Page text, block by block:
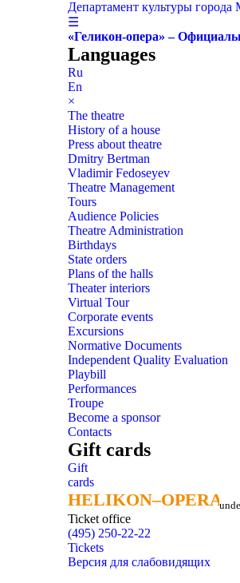
Департамент культуры
☰
«Геликон-опера» –
Languages
Ru
En
×
The theatre
History of a house
Press about theatre
Dmitry Bertman
Vladimir Fedoseyev
Theatre Management
Tours
Audience Policies
Theatre Administration
Birthdays
State orders
Plans of the halls
Theater interiors
Virtual Tour
Corporate events
Excursions
Normative Documents
Independent Quality Evaluation
Playbill
Performances
Troupe
Become a sponsor
Contacts
Gift cards
Gift
cards
HELIKON–OPERA
HELIKON–OPERA
Ticket office
(495) 250-22-22
Tickets
Версия для слабовидящих